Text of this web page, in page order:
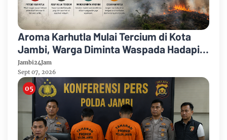
Aroma Karhutla Mulai Tercium di Kota
Jambi, Warga Diminta Waspada Hadapi
Puncak Kemarau
Jambi24Jam
Sept 07, 2026